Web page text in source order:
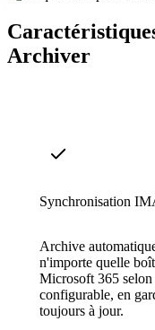
Archiver
Synchronisation
Archive
n'importe quelle
Microsoft 365
configurable, en
toujours à jour.